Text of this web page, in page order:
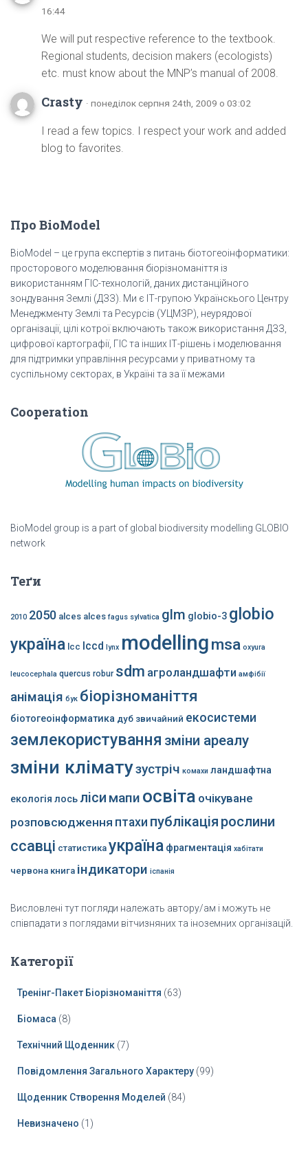
16:44
We will put respective reference to the textbook.
Regional students, decision makers (ecologists)
etc. must know about the MNP’s manual of 2008.
Crasty · понеділок серпня 24th, 2009 о 03:02
I read a few topics. I respect your work and added
blog to favorites.
Про BioModel
BioModel – це група експертів з питань біотогеоінформатики:
просторового моделювання біорізноманіття із
використанням ГІС-технологій, даних дистанційного
зондування Землі (ДЗЗ). Ми є ІТ-групою Українскього Центру
Менеджменту Землі та Ресурсів (УЦМЗР), неурядової
організації, цілі котрої включають також використання ДЗЗ,
цифрової картографії, ГІС та інших ІТ-рішень і моделювання
для підтримки управління ресурсами у приватному та
суспільному секторах, в Україні та за її межами
Cooperation
BioModel group is a part of global biodiversity modelling GLOBIO
network
Теґи
2010 2050 alces alces fagus sylvatica glm globio-3 globio
україна lcc lccd lynx modellingmsa oxyura
leucocephala quercus robur sdm агроландшафти амфібії
анімація бук біорізноманіття
біотогеоінформатика дуб звичайний екосистеми
землекористування зміни ареалу
зміни кліматузустріч комахи ландшафтна
екологія лось ліси мапи освіта очікуване
розповсюдження птахи публікація рослини
ссавці статистика україна фрагментація хабітати
червона книга індикатори іспанія
Висловлені тут погляди належать автору/ам і можуть не
співпадати з поглядами вітчизняних та іноземних організацій.
Категорії
Тренінг-Пакет Біорізноманіття (63)
Біомаса (8)
Технічний Щоденник (7)
Повідомлення Загального Характеру (99)
Щоденник Створення Моделей (84)
Невизначено (1)